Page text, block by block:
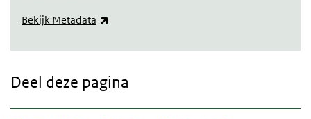
Bekijk Metadata
Deel deze pagina